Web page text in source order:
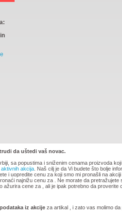
da uštedi vaš novac.
sa popustima i sniženim cenama proizvoda
aktivnih akcija . Naš cilj je da Vi budete što bolje
i uopredite cenu za koji smo mi pronašli na akciji
najnižu cenu za . Ne morate da
ažurira cene za , ali je ipak potrebno da proverite
iz akcije za artikal
, i zato vas molimo